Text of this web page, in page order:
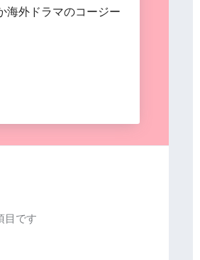
海外ドラマのコージー
目です